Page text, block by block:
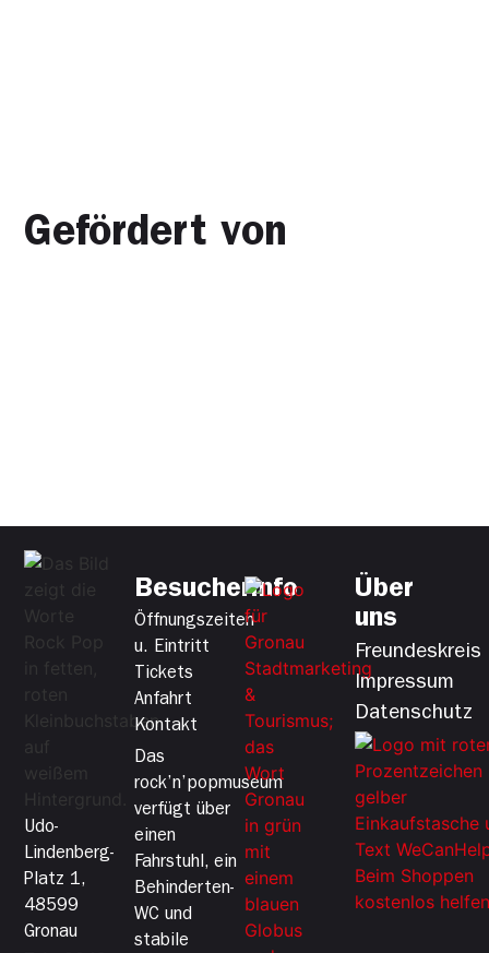
Gefördert von
Udo-
Lindenberg-
Platz 1,
48599
Gronau
Besucherinfo
Öffnungszeiten
u. Eintritt
Tickets
Anfahrt
Kontakt
Das
rock’n’popmuseum
verfügt über
einen
Fahrstuhl, ein
Behinderten-
WC und
stabile
Über
uns
Freundeskreis
Impressum
Datenschutz